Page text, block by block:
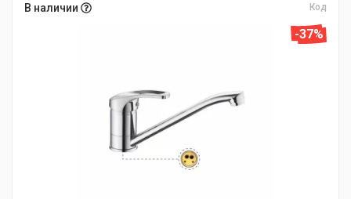
составляла
цена:
В наличии Код
-37%